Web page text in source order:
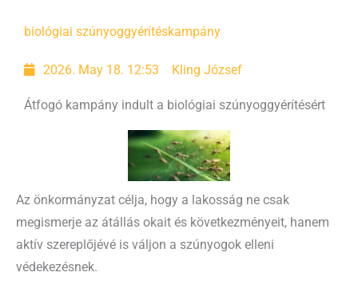
biológiai szúnyoggyérítéskampány
2026. May 18. 12:53 Kling József
Átfogó kampány indult a biológiai szúnyoggyérítésért
Az önkormányzat célja, hogy a lakosság ne csak
megismerje az átállás okait és következményeit, hanem
aktív szereplőjévé is váljon a szúnyogok elleni
védekezésnek.